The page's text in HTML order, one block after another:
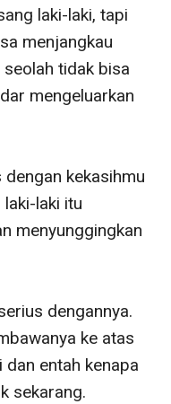
laki-laki, tapi
menjangkau
tidak bisa
mengeluarkan
kekasihmu
laki itu
menyunggingkan
dengannya.
ke atas
entah kenapa
sekarang.